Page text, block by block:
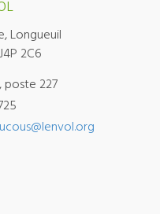
Longueuil
2C6
227